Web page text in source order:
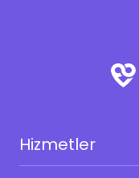
Hizmetler